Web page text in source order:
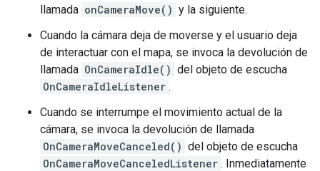
llamada onCameraMove() y la siguiente.
Cuando la cámara deja de moverse y el usuario deja
de interactuar con el mapa, se invoca la devolución de
llamada OnCameraIdle() del objeto de escucha
OnCameraIdleListener .
Cuando se interrumpe el movimiento actual de la
cámara, se invoca la devolución de llamada
OnCameraMoveCanceled() del objeto de escucha
OnCameraMoveCanceledListener . Inmediatamente